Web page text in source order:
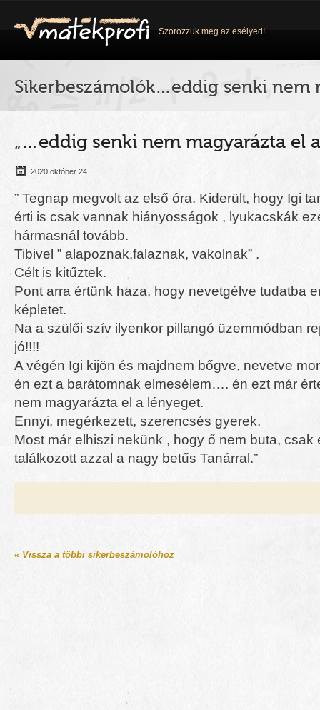
Szorozzuk meg az esélyed!
Sikerbeszámolók…eddig senki nem
„…eddig senki nem magyarázta el
2020 október 24.
” Tegnap megvolt az első óra. Kiderült, hogy Igi
érti is csak vannak hiányosságok , lyukacskák
hármasnál tovább.
Tibivel ” alapoznak,falaznak, vakolnak” .
Célt is kitűztek.
Pont arra értünk haza, hogy nevetgélve tudatba
képletet.
Na a szülői szív ilyenkor pillangó üzemmódban
jó!!!!
A végén Igi kijön és majdnem bőgve, nevetve
én ezt a barátomnak elmesélem…. én ezt már
nem magyarázta el a lényeget.
Ennyi, megérkezett, szerencsés gyerek.
Most már elhiszi nekünk , hogy ő nem buta, csak
találkozott azzal a nagy betűs Tanárral.”
« Vissza a többi sikerbeszámolóhoz